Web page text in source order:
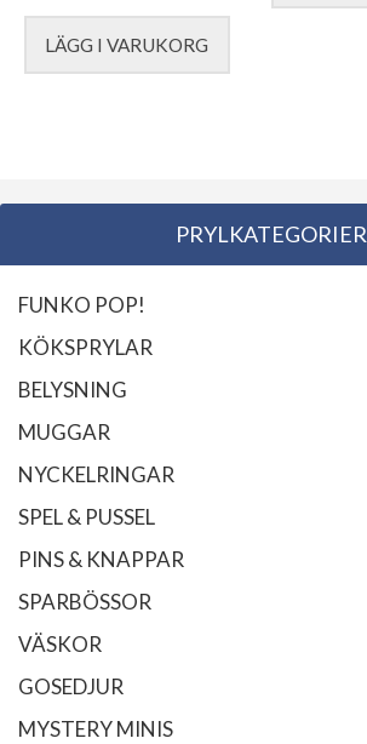
LÄGG I VARUKORG
PRYLKATEGORIER
FUNKO POP!
KÖKSPRYLAR
BELYSNING
MUGGAR
NYCKELRINGAR
SPEL & PUSSEL
PINS & KNAPPAR
SPARBÖSSOR
VÄSKOR
GOSEDJUR
MYSTERY MINIS